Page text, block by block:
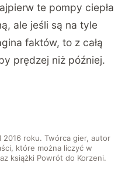
te pompy ciepła
ale jeśli są na tyle
faktów, to z całą
prędzej niż później.
2016 roku. Twórca gier, autor
które można liczyć w
książki Powrót do Korzeni.